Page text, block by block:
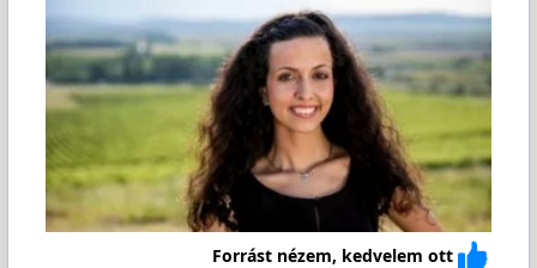
Forrást nézem, kedvelem ott